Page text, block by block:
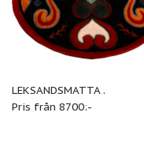
LEKSANDSMATTA .
Pris från 8700:-